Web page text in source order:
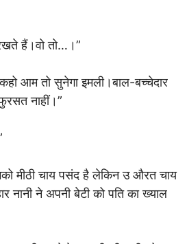
हैं।वो तो…।”
आम तो सुनेगा इमली।बाल-बच्चेदार
नाहीं।”
मीठी चाय पसंद है लेकिन उ औरत चाय
नानी ने अपनी बेटी को पति का ख्याल